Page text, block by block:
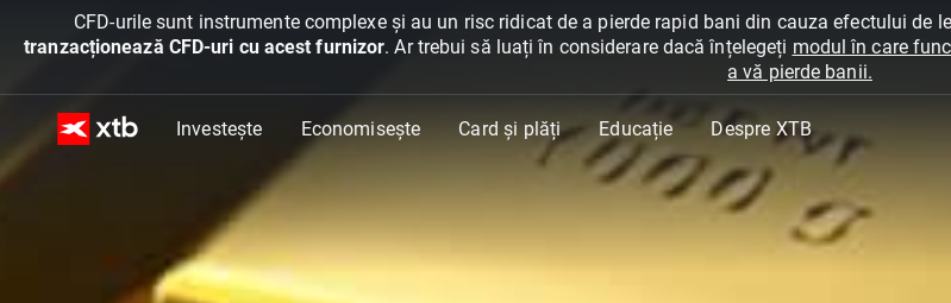
CFD-urile sunt instrumente complexe și au un risc ridicat de a pierde rapid bani din cauza efectului de
tranzacționează CFD-uri cu acest furnizor. Ar trebui să luați în considerare dacă înțelegeți modul în care
a vă pierde banii.
Investește Economisește Card și plăți Educație Despre XTB